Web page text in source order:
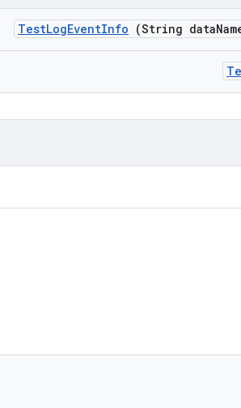
TestLogEventInfo (String data